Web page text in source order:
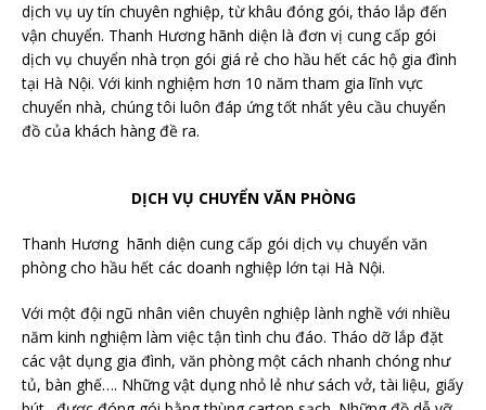
dịch vụ uy tín chuyên nghiệp, từ khâu đóng gói, tháo lắp đến
vận chuyển. Thanh Hương hãnh diện là đơn vị cung cấp gói
dịch vụ chuyển nhà trọn gói giá rẻ cho hầu hết các hộ gia đình
tại Hà Nội. Với kinh nghiệm hơn 10 năm tham gia lĩnh vực
chuyển nhà, chúng tôi luôn đáp ứng tốt nhất yêu cầu chuyển
đồ của khách hàng đề ra.
DỊCH VỤ CHUYỂN VĂN PHÒNG
Thanh Hương hãnh diện cung cấp gói dịch vụ chuyển văn
phòng cho hầu hết các doanh nghiệp lớn tại Hà Nội.
Với một đội ngũ nhân viên chuyên nghiệp lành nghề với nhiều
năm kinh nghiệm làm việc tận tình chu đáo. Tháo dỡ lắp đặt
các vật dụng gia đình, văn phòng một cách nhanh chóng như
tủ, bàn ghế…. Những vật dụng nhỏ lẻ như sách vở, tài liệu, giấy